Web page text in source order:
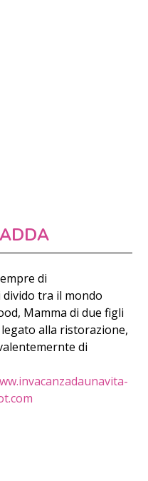
di
tra il mondo
Mamma di due figli
alla ristorazione,
di